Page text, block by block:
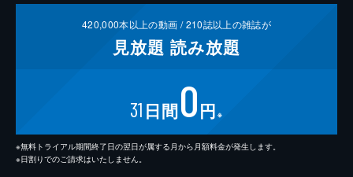
420,000本以上の動画 /210誌以上の雑誌が
見放題 読み放題
31 日間0円 ※
※無料トライアル期間終了日の翌日が属する月から月額料金が発生します。
※日割りでのご請求はいたしません。